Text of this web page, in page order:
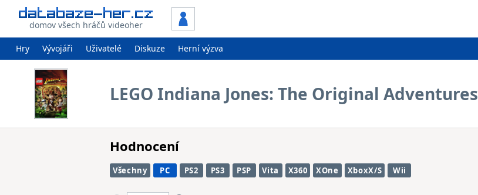
domov všech hráčů videoher
Hry Vývojáři Uživatelé Diskuze Herní výzva
LEGO Indiana Jones: The Original Adventures
Hodnocení
Všechny PC PS2 PS3 PSP Vita X360 XOne XboxX/S Wii